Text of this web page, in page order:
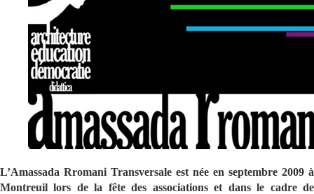
L’Amassada Rromani Transversale est née en septembre 2009 à
Montreuil lors de la fête des associations et dans le cadre de